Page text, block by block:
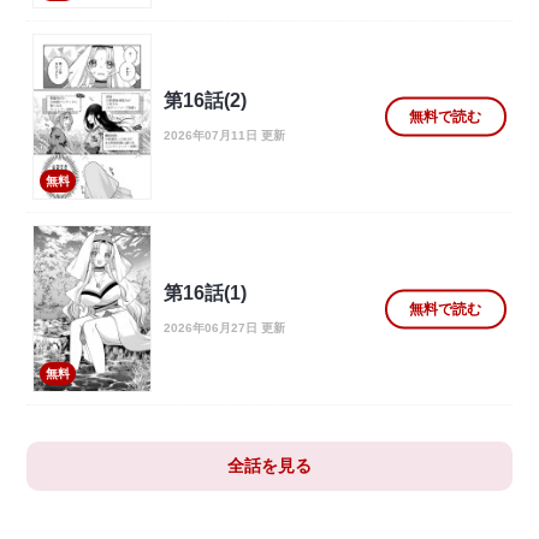
無料
第16話(2)
2026年07月11日 更新
無料で読む
無料
第16話(1)
2026年06月27日 更新
無料で読む
全話を見る